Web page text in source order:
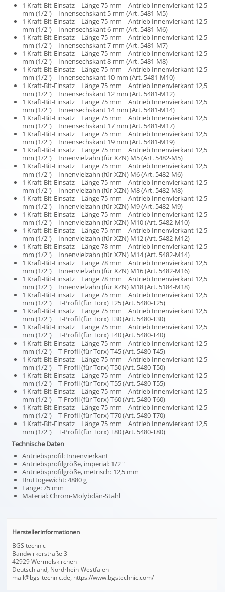
1 Kraft-Bit-Einsatz | Länge 75 mm | Antrieb Innenvierkant 12,5
mm (1/2") | Innensechskant 5 mm (Art. 5481-M5)
1 Kraft-Bit-Einsatz | Länge 75 mm | Antrieb Innenvierkant 12,5
mm (1/2") | Innensechskant 6 mm (Art. 5481-M6)
1 Kraft-Bit-Einsatz | Länge 75 mm | Antrieb Innenvierkant 12,5
mm (1/2") | Innensechskant 7 mm (Art. 5481-M7)
1 Kraft-Bit-Einsatz | Länge 75 mm | Antrieb Innenvierkant 12,5
mm (1/2") | Innensechskant 8 mm (Art. 5481-M8)
1 Kraft-Bit-Einsatz | Länge 75 mm | Antrieb Innenvierkant 12,5
mm (1/2") | Innensechskant 10 mm (Art. 5481-M10)
1 Kraft-Bit-Einsatz | Länge 75 mm | Antrieb Innenvierkant 12,5
mm (1/2") | Innensechskant 12 mm (Art. 5481-M12)
1 Kraft-Bit-Einsatz | Länge 75 mm | Antrieb Innenvierkant 12,5
mm (1/2") | Innensechskant 14 mm (Art. 5481-M14)
1 Kraft-Bit-Einsatz | Länge 75 mm | Antrieb Innenvierkant 12,5
mm (1/2") | Innensechskant 17 mm (Art. 5481-M17)
1 Kraft-Bit-Einsatz | Länge 75 mm | Antrieb Innenvierkant 12,5
mm (1/2") | Innensechskant 19 mm (Art. 5481-M19)
1 Kraft-Bit-Einsatz | Länge 75 mm | Antrieb Innenvierkant 12,5
mm (1/2") | Innenvielzahn (für XZN) M5 (Art. 5482-M5)
1 Kraft-Bit-Einsatz | Länge 75 mm | Antrieb Innenvierkant 12,5
mm (1/2") | Innenvielzahn (für XZN) M6 (Art. 5482-M6)
1 Kraft-Bit-Einsatz | Länge 75 mm | Antrieb Innenvierkant 12,5
mm (1/2") | Innenvielzahn (für XZN) M8 (Art. 5482-M8)
1 Kraft-Bit-Einsatz | Länge 75 mm | Antrieb Innenvierkant 12,5
mm (1/2") | Innenvielzahn (für XZN) M9 (Art. 5482-M9)
1 Kraft-Bit-Einsatz | Länge 75 mm | Antrieb Innenvierkant 12,5
mm (1/2") | Innenvielzahn (für XZN) M10 (Art. 5482-M10)
1 Kraft-Bit-Einsatz | Länge 75 mm | Antrieb Innenvierkant 12,5
mm (1/2") | Innenvielzahn (für XZN) M12 (Art. 5482-M12)
1 Kraft-Bit-Einsatz | Länge 78 mm | Antrieb Innenvierkant 12,5
mm (1/2") | Innenvielzahn (für XZN) M14 (Art. 5482-M14)
1 Kraft-Bit-Einsatz | Länge 78 mm | Antrieb Innenvierkant 12,5
mm (1/2") | Innenvielzahn (für XZN) M16 (Art. 5482-M16)
1 Kraft-Bit-Einsatz | Länge 78 mm | Antrieb Innenvierkant 12,5
mm (1/2") | Innenvielzahn (für XZN) M18 (Art. 5184-M18)
1 Kraft-Bit-Einsatz | Länge 75 mm | Antrieb Innenvierkant 12,5
mm (1/2") | T-Profil (für Torx) T25 (Art. 5480-T25)
1 Kraft-Bit-Einsatz | Länge 75 mm | Antrieb Innenvierkant 12,5
mm (1/2") | T-Profil (für Torx) T30 (Art. 5480-T30)
1 Kraft-Bit-Einsatz | Länge 75 mm | Antrieb Innenvierkant 12,5
mm (1/2") | T-Profil (für Torx) T40 (Art. 5480-T40)
1 Kraft-Bit-Einsatz | Länge 75 mm | Antrieb Innenvierkant 12,5
mm (1/2") | T-Profil (für Torx) T45 (Art. 5480-T45)
1 Kraft-Bit-Einsatz | Länge 75 mm | Antrieb Innenvierkant 12,5
mm (1/2") | T-Profil (für Torx) T50 (Art. 5480-T50)
1 Kraft-Bit-Einsatz | Länge 75 mm | Antrieb Innenvierkant 12,5
mm (1/2") | T-Profil (für Torx) T55 (Art. 5480-T55)
1 Kraft-Bit-Einsatz | Länge 75 mm | Antrieb Innenvierkant 12,5
mm (1/2") | T-Profil (für Torx) T60 (Art. 5480-T60)
1 Kraft-Bit-Einsatz | Länge 75 mm | Antrieb Innenvierkant 12,5
mm (1/2") | T-Profil (für Torx) T70 (Art. 5480-T70)
1 Kraft-Bit-Einsatz | Länge 75 mm | Antrieb Innenvierkant 12,5
mm (1/2") | T-Profil (für Torx) T80 (Art. 5480-T80)
Technische Daten
Antriebsprofil: Innenvierkant
Antriebsprofilgröße, imperial: 1/2 "
Antriebsprofilgröße, metrisch: 12,5 mm
Bruttogewicht: 4880 g
Länge: 75 mm
Material: Chrom-Molybdän-Stahl
Herstellerinformationen
BGS technic
Bandwirkerstraße 3
42929 Wermelskirchen
Deutschland, Nordrhein-Westfalen
mail@bgs-technic.de, https://www.bgstechnic.com/